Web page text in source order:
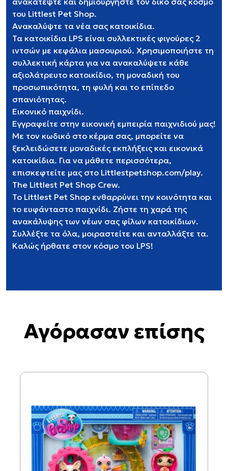
του Littlest Pet Shop.
Ανακαλύψτε τα νέα σας κατοικίδια.
Τα κατοικίδια LPS είναι συλλεκτικές φιγούρες 2
ιντσών με κεφάλια μασουριού. Χρησιμοποιήστε τη
συλλεκτική κάρτα για να ανακαλύψετε κάθε
αξιολάτρευτο κατοικίδιο, τη μοναδική του
προσωπικότητα, τη φυλή και το επίπεδο
σπανιότητας.
Εικονικό παιχνίδι.
Εγγραφείτε στην εικονική εμπειρία παιχνιδιού μας!
Με τον κωδικό στο κέρμα σας, μπορείτε να
ξεκλειδώσετε μοναδικές εκπλήξεις και εικονικά
κατοικίδια. Για να μάθετε περισσότερα,
επισκεφτείτε μας στο Littlestpetshop.com/play.
The Littlest Pet Shop Crew.
Το Littlest Pet Shop ενθαρρύνει την κοινότητα και
το ευφάνταστο παιχνίδι. Ζήστε τη χαρά της
ανακάλυψης των νέων σας φίλων κατοικίδιων.
Συλλέξτε τα όλα, μοιραστείτε και ανταλλάξτε τα.
Καλώς ήρθατε στον κόσμο του LPS!
Αγόρασαν επίσης